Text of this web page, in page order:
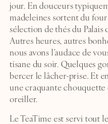
THE
jour. En douceurs
madeleines sortent du
sélection de thés du Palais
Autres heures, autres
nous avons l’audace de
tisane du soir. Quelques
bercer le lâcher-prise. Et
une craquante
oreiller.
Le TeaTime est servi tout